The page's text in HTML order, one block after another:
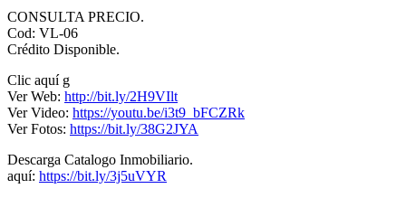
CONSULTA PRECIO.
Cod: VL-06
Crédito Disponible.
Clic aquí g
Ver Web: http://bit.ly/2H9VIlt
Ver Video: https://youtu.be/i3t9_bFCZRk
Ver Fotos: https://bit.ly/38G2JYA
Descarga Catalogo Inmobiliario.
aquí: https://bit.ly/3j5uVYR